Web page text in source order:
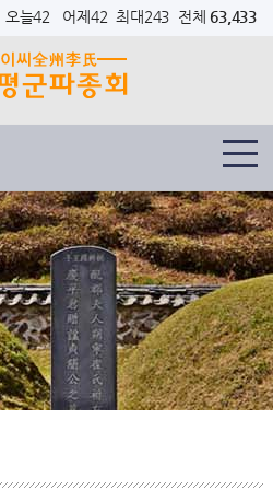
오늘42 어제42 최대243 전체 63,433